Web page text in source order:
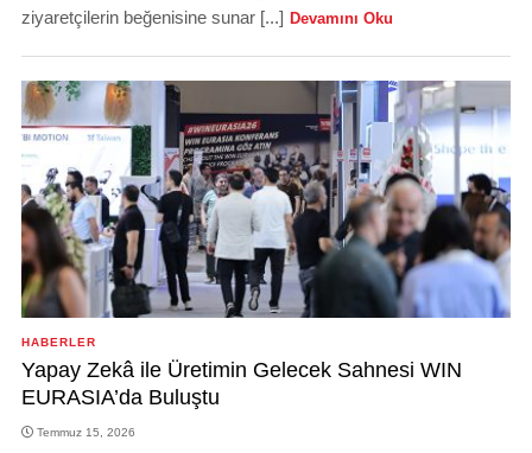
ziyaretçilerin beğenisine sunar [...] Devamını Oku
HABERLER
Yapay Zekâ ile Üretimin Gelecek Sahnesi WIN
EURASIA’da Buluştu
Temmuz 15, 2026